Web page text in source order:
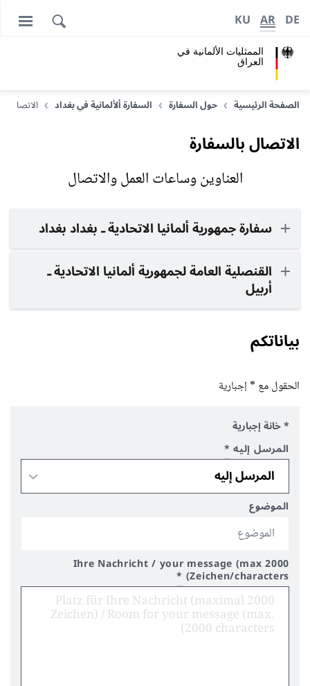
الممثليات الألمانية في
العراق
DE
AR
KU
الصفحة الرئيسية حول السفارة السفارة ألألمانية في بغداد الاتصال
الاتصال بالسفارة
العناوين وساعات العمل والاتصال
سفارة جمهورية ألمانيا الاتحادية ـ بغداد بغداد
القنصلية العامة لجمهورية ألمانيا الاتحادية ـ
أربيل
بياناتكم
الحقول مع * إجبارية
* خانة إجبارية
المرسل إليه *
الموضوع
Ihre Nachricht / your message (max 2000
Zeichen/characters)
*